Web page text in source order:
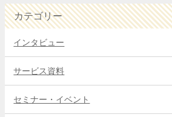
カテゴリー
インタビュー
サービス資料
セミナー・イベント